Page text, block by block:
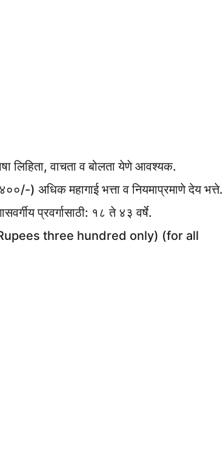
लिहिता, वाचता व बोलता येणे आवश्यक.
) अधिक महागाई भत्ता व नियमाप्रमाणे देय भत्ते.
प्रवर्गासाठी: १८ ते ४३ वर्षे.
three hundred only) (for all